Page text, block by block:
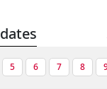
5 6 7 8